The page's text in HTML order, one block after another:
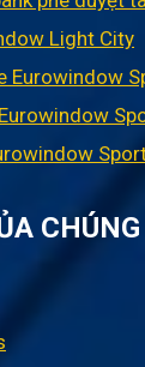
Light City
Eurowindow